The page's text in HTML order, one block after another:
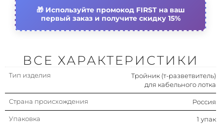
Исполнение для больших
расстояний (усиленный)
Нет
Ширина лестничного лотка 500 мм
600 мм
Материал Сталь
Используйте промокод FIRST на ваш
первый заказ и получите скидку 15%
ВСЕ ХАРАКТЕРИСТИКИ
Тип изделия
Тройник (т-разветвитель)
для кабельного лотка
Страна происхождения Россия
Упаковка 1 упак